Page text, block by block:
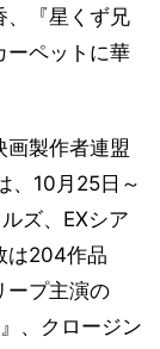
、『星くず兄
ーペットに華
製作者連盟
、10月25日～
ズ、EXシア
は204作品
ープ主演の
、クロージン